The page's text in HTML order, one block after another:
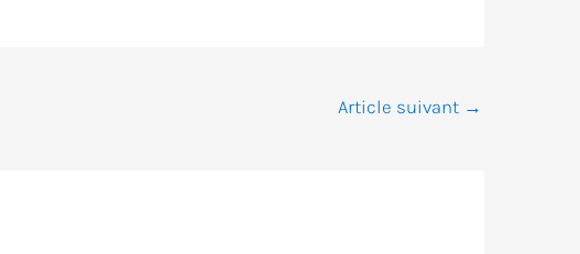
Article suivant →